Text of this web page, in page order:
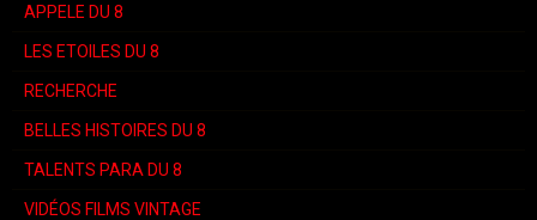
APPELE DU 8
LES ETOILES DU 8
RECHERCHE
BELLES HISTOIRES DU 8
TALENTS PARA DU 8
VIDÉOS FILMS VINTAGE